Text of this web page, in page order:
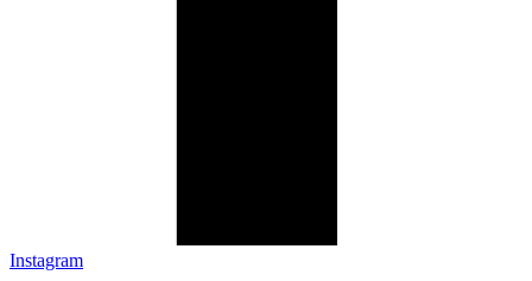
Instagram